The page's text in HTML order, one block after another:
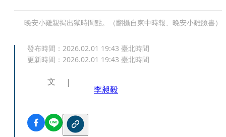
晚安小雞親揭出獄時間點。（翻攝自柬中時報、晚安小雞臉書）
發布時間： 2026.02.01 19:43 臺北時間
更新時間： 2026.02.01 19:43 臺北時間
文
李昶毅